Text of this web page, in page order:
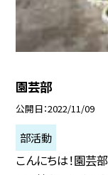
園芸部
公開日 2022/11/09
部活動
こんにちは！園芸